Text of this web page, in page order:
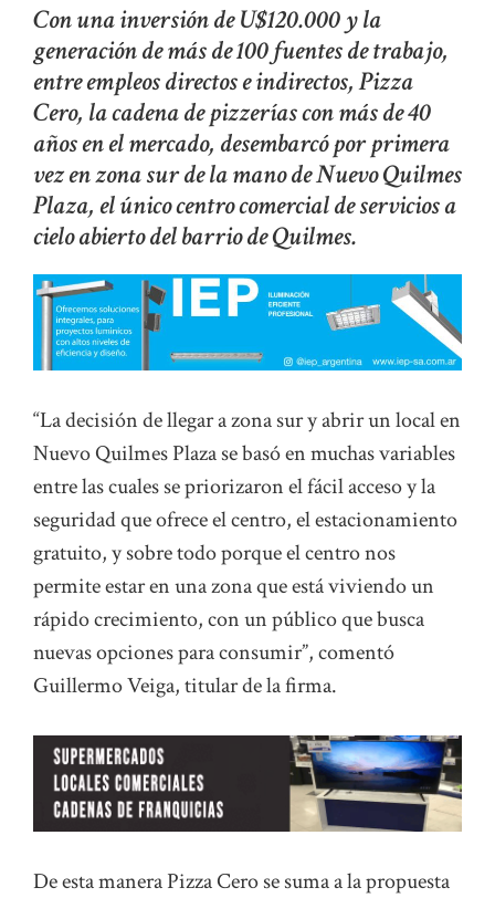
Con una inversión de U$120.000 y la
generación de más de 100 fuentes de trabajo,
entre empleos directos e indirectos, Pizza
Cero, la cadena de pizzerías con más de 40
años en el mercado, desembarcó por primera
vez en zona sur de la mano de Nuevo Quilmes
Plaza, el único centro comercial de servicios a
cielo abierto del barrio de Quilmes.
“La decisión de llegar a zona sur y abrir un local en
Nuevo Quilmes Plaza se basó en muchas variables
entre las cuales se priorizaron el fácil acceso y la
seguridad que ofrece el centro, el estacionamiento
gratuito, y sobre todo porque el centro nos
permite estar en una zona que está viviendo un
rápido crecimiento, con un público que busca
nuevas opciones para consumir”, comentó
Guillermo Veiga, titular de la firma.
De esta manera Pizza Cero se suma a la propuesta